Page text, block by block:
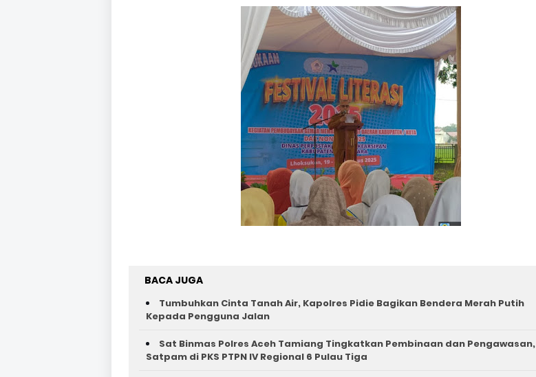
BACA JUGA
Tumbuhkan Cinta Tanah Air, Kapolres Pidie Bagikan Bendera Merah Putih
Kepada Pengguna Jalan ‎
Sat Binmas Polres Aceh Tamiang Tingkatkan Pembinaan dan Pengawasan,
Satpam di PKS PTPN IV Regional 6 Pulau Tiga